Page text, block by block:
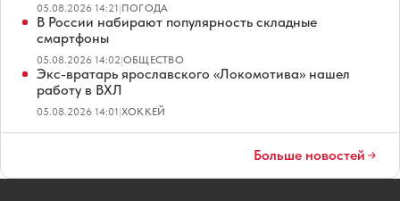
05.08.2026 14:21|ПОГОДА
В России набирают популярность складные
смартфоны
05.08.2026 14:02|ОБЩЕСТВО
Экс-вратарь ярославского «Локомотива» нашел
работу в ВХЛ
05.08.2026 14:01|ХОККЕЙ
Больше новостей